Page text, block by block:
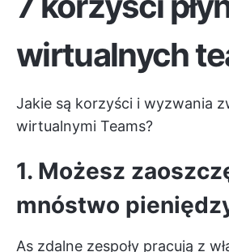
wirtualnych
Jakie są korzyści i wyzwania
wirtualnymi Teams?
1. Możesz
mnóstwo
As zdalne zespoły pracują z